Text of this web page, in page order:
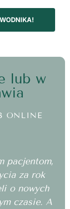
lub w
ONLINE
pacjentom,
za rok
o nowych
czasie. A